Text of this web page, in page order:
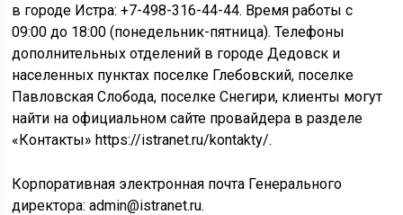
в городе Истра: +7-498-316-44-44. Время работы с
09:00 до 18:00 (понедельник-пятница). Телефоны
дополнительных отделений в городе Дедовск и
населенных пунктах поселке Глебовский, поселке
Павловская Слобода, поселке Снегири, клиенты могут
найти на официальном сайте провайдера в разделе
«Контакты» https://istranet.ru/kontakty/.
Корпоративная электронная почта Генерального
директора: admin@istranet.ru.